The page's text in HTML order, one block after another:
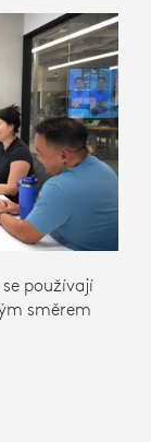
používají
směrem
více
obličej